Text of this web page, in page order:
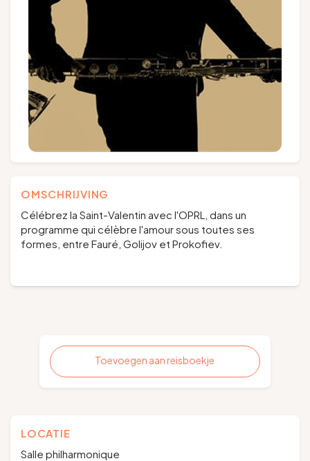
EN NL DE
OMSCHRIJVING
Célébrez la Saint-Valentin avec l'OPRL, dans un
programme qui célèbre l'amour sous toutes ses
formes, entre Fauré, Golijov et Prokofiev.
Toevoegen aan reisboekje
LOCATIE
Salle philharmonique